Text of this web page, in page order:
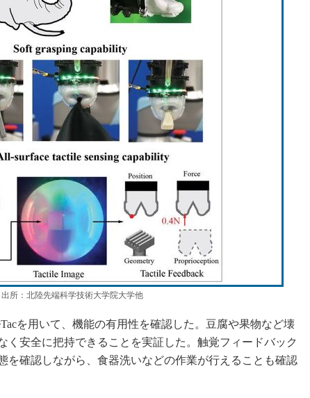
所：北陸先端科学技術大学院大学他
を用いて、機能の有用性を確認した。豆腐や果物など壊
く安全に把持できることを実証した。触覚フィードバック
を確認しながら、食器洗いなどの作業が行えることも確認